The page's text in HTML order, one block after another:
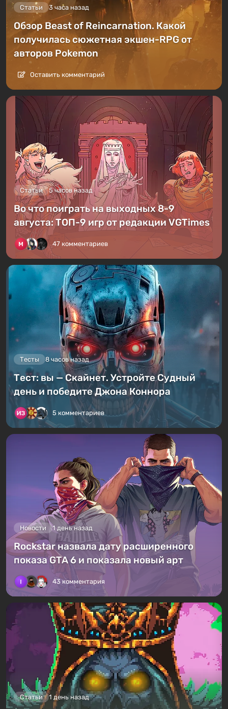
Статьи 3 часа назад
Обзор Beast of Reincarnation. Какой
получилась сюжетная экшен-RPG от
авторов Pokemon
Оставить комментарий
Статьи 5 часов назад
Во что поиграть на выходных 8-9
августа: ТОП-9 игр от редакции VGTimes
47 комментариев
Тесты 8 часов назад
Тест: вы — Скайнет. Устройте Судный
день и победите Джона Коннора
5 комментариев
Новости 1 день назад
Rockstar назвала дату расширенного
показа GTA 6 и показала новый арт
43 комментария
Статьи 1 день назад